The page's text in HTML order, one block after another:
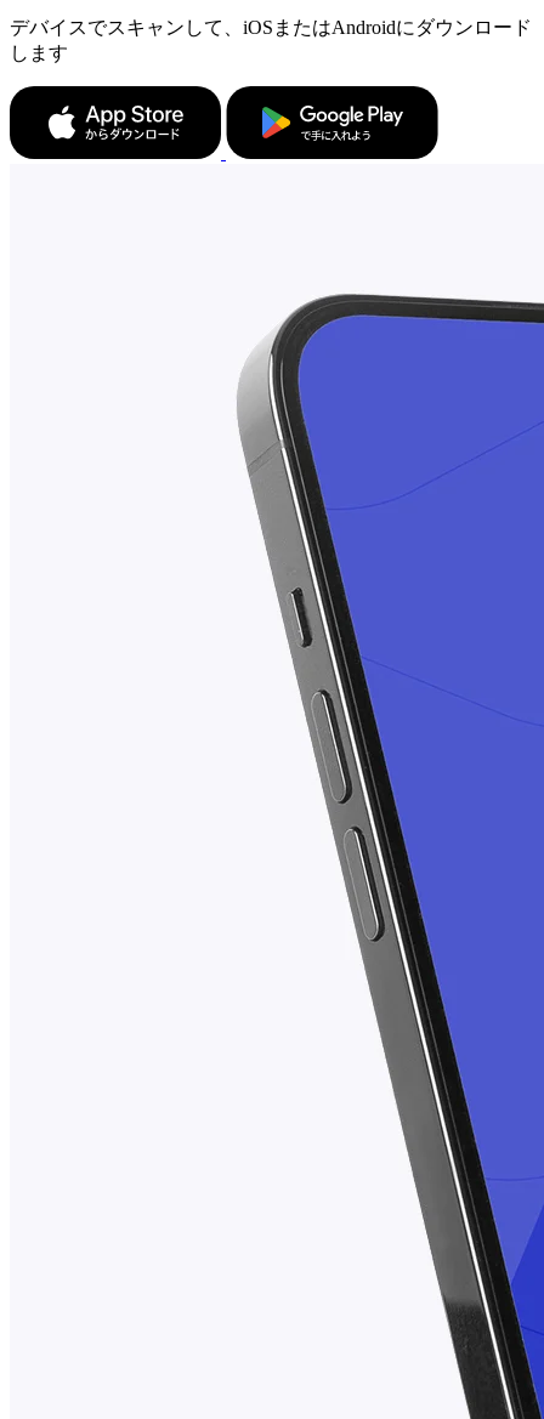
デバイスでスキャンして、iOSまたはAndroidにダウンロード
します